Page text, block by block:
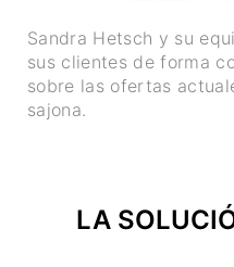
Sandra Hetsch y su
sus clientes de forma
sobre las ofertas
sajona.
LA